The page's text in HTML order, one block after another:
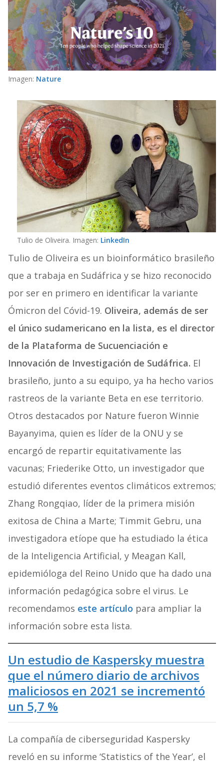
Imagen: Nature
Tulio de Oliveira. Imagen: LinkedIn
Tulio de Oliveira es un bioinformático brasileño
que a trabaja en Sudáfrica y se hizo reconocido
por ser en primero en identificar la variante
Ómicron del Cóvid-19. Oliveira, además de ser
el único sudamericano en la lista, es el director
de la Plataforma de Sucuenciación e
Innovación de Investigación de Sudáfrica. El
brasileño, junto a su equipo, ya ha hecho varios
rastreos de la variante Beta en ese territorio.
Otros destacados por Nature fueron Winnie
Bayanyima, quien es líder de la ONU y se
encargó de repartir equitativamente las
vacunas; Friederike Otto, un investigador que
estudió diferentes eventos climáticos extremos;
Zhang Rongqiao, líder de la primera misión
exitosa de China a Marte; Timmit Gebru, una
investigadora etíope que ha estudiado la ética
de la Inteligencia Artificial, y Meagan Kall,
epidemióloga del Reino Unido que ha dado una
información pedagógica sobre el virus. Le
recomendamos este artículo para ampliar la
información sobre esta lista.
Un estudio de Kaspersky muestra
que el número diario de archivos
maliciosos en 2021 se incrementó
un 5,7 %
La compañía de ciberseguridad Kaspersky
reveló en su informe ‘Statistics of the Year’, el